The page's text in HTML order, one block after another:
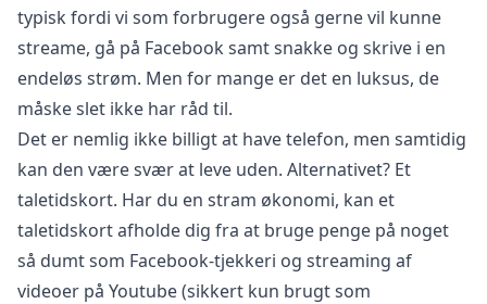
typisk fordi vi som forbrugere også gerne vil kunne
streame, gå på Facebook samt snakke og skrive i en
endeløs strøm. Men for mange er det en luksus, de
måske slet ikke har råd til.
Det er nemlig ikke billigt at have telefon, men samtidig
kan den være svær at leve uden. Alternativet? Et
taletidskort. Har du en stram økonomi, kan et
taletidskort afholde dig fra at bruge penge på noget
så dumt som Facebook-tjekkeri og streaming af
videoer på Youtube (sikkert kun brugt som